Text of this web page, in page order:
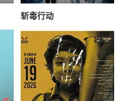
斩毒行动